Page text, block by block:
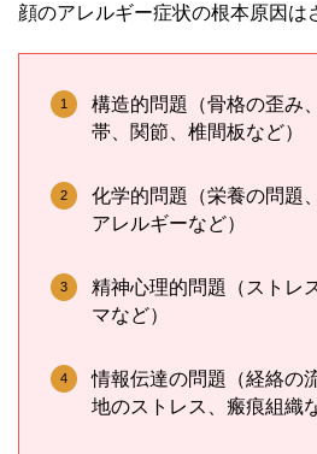
顔のアレルギー症状の根本原因は
構造的問題（骨格の歪み
帯、関節、椎間板など）
化学的問題（栄養の問題
アレルギーなど）
精神心理的問題（ストレ
マなど）
情報伝達の問題（経絡の
地のストレス、瘢痕組織